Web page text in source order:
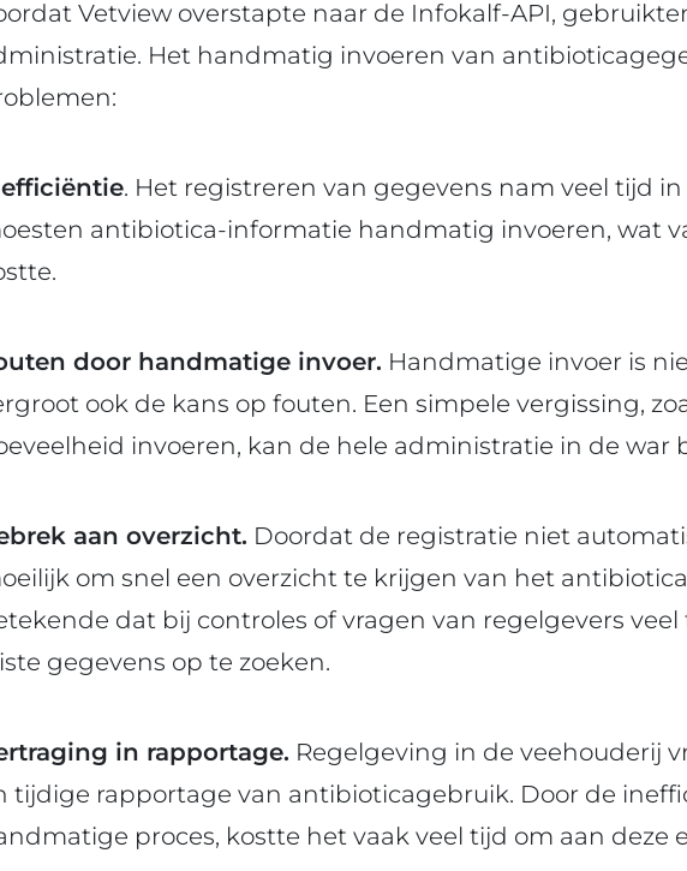
Vetview overstapte naar de Infokalf-API,
Het handmatig invoeren van
. Het registreren van gegevens nam veel tijd
antibiotica-informatie handmatig invoeren, wat
door handmatige invoer. Handmatige invoer is
ook de kans op fouten. Een simpele vergissing,
invoeren, kan de hele administratie in de war
aan overzicht. Doordat de registratie niet
om snel een overzicht te krijgen van het
dat bij controles of vragen van regelgevers
gegevens op te zoeken.
in rapportage. Regelgeving in de veehouderij
tijdige rapportage van antibioticagebruik. Door de
proces, kostte het vaak veel tijd om aan deze